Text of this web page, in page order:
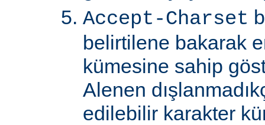
Accept-Charset
belirtilene bakarak
kümesine sahip
Alenen
edilebilir karakter